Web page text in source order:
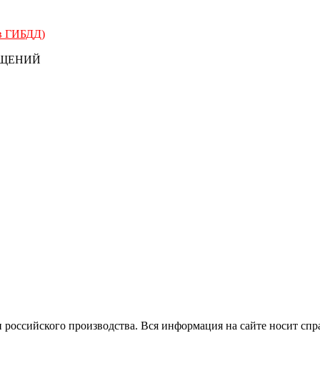
в ГИБДД)
производства. Вся информация на сайте носит